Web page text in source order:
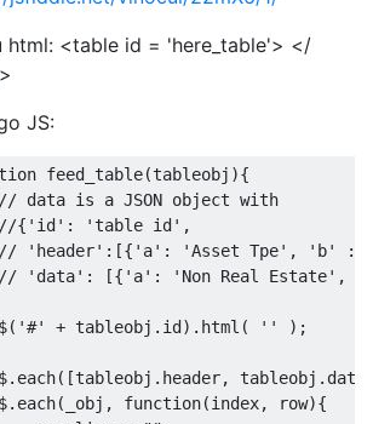
html: <table id = 'here_table'> </
JS:
feed_table(tableobj ){
// data is a JSON object with
//{'id': 'table id',
// 'header':[{'a': 'Asset Tpe', 'b' :
// 'data': [{'a': 'Non Real
( '#' + tableobj . id ). html ( '' );
. each([tableobj . header, tableobj . data
. each( _obj , function(index, row){